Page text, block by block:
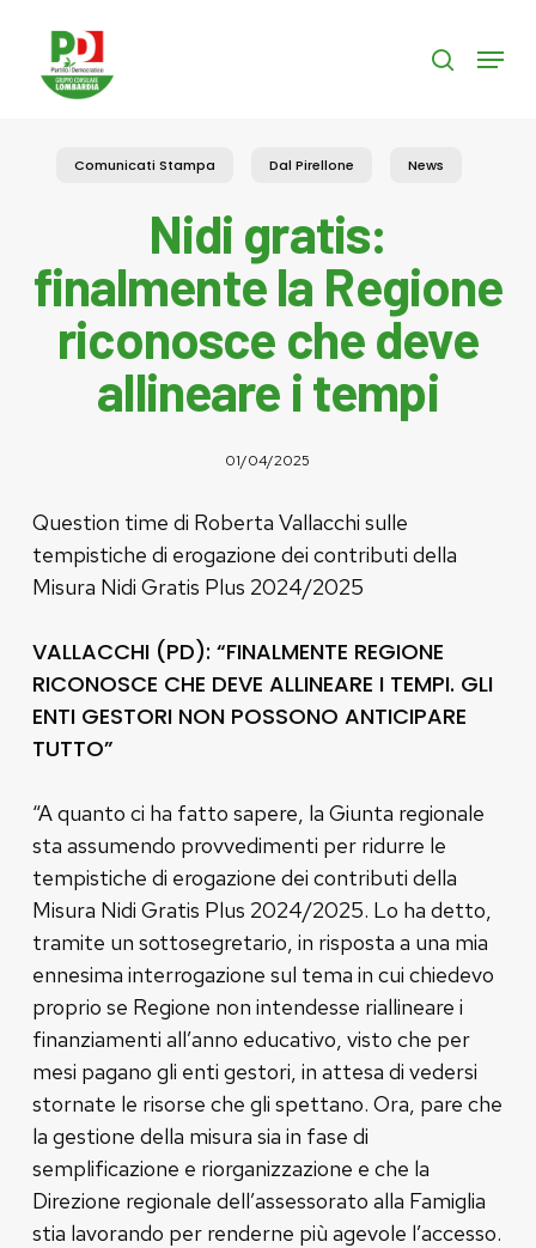
content
search
Menu
Comunicati Stampa Dal Pirellone News
Nidi gratis:
finalmente la Regione
riconosce che deve
allineare i tempi
01/04/2025
Question time di Roberta Vallacchi sulle
tempistiche di erogazione dei contributi della
Misura Nidi Gratis Plus 2024/2025
VALLACCHI (PD): “FINALMENTE REGIONE
RICONOSCE CHE DEVE ALLINEARE I TEMPI. GLI
ENTI GESTORI NON POSSONO ANTICIPARE
TUTTO”
“A quanto ci ha fatto sapere, la Giunta regionale
sta assumendo provvedimenti per ridurre le
tempistiche di erogazione dei contributi della
Misura Nidi Gratis Plus 2024/2025. Lo ha detto,
tramite un sottosegretario, in risposta a una mia
ennesima interrogazione sul tema in cui chiedevo
proprio se Regione non intendesse riallineare i
finanziamenti all’anno educativo, visto che per
mesi pagano gli enti gestori, in attesa di vedersi
stornate le risorse che gli spettano. Ora, pare che
la gestione della misura sia in fase di
semplificazione e riorganizzazione e che la
Direzione regionale dell’assessorato alla Famiglia
stia lavorando per renderne più agevole l’accesso.